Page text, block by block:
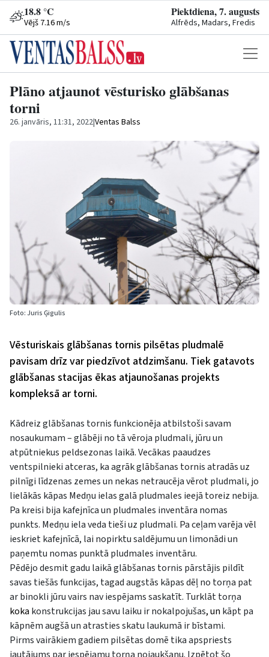
18.8 °C
Vējš 7.16 m/s
Piektdiena, 7. augusts
Alfrēds, Madars, Fredis
Plāno atjaunot vēsturisko glābšanas
torni
26. janvāris, 11:31, 2022|Ventas Balss
Foto: Juris Ģigulis
Vēsturiskais glābšanas tornis pilsētas pludmalē
pavisam drīz var piedzīvot atdzimšanu. Tiek gatavots
glābšanas stacijas ēkas atjaunošanas projekts
kompleksā ar torni.
Kādreiz glābšanas tornis funkcionēja atbilstoši savam
nosaukumam – glābēji no tā vēroja pludmali, jūru un
atpūtniekus peldsezonas laikā. Vecākas paaudzes
ventspilnieki atceras, ka agrāk glābšanas tornis atradās uz
pilnīgi līdzenas zemes un nekas netraucēja vērot pludmali, jo
lielākās kāpas Medņu ielas galā pludmales ieejā toreiz nebija.
Pa kreisi bija kafejnīca un pludmales inventāra nomas
punkts. Medņu iela veda tieši uz pludmali. Pa ceļam varēja vēl
ieskriet kafejnīcā, lai nopirktu saldējumu un limonādi un
paņemtu nomas punktā pludmales inventāru.
Pēdējo desmit gadu laikā glābšanas tornis pārstājis pildīt
savas tiešās funkcijas, tagad augstās kāpas dēļ no torņa pat
ar binokli jūru vairs nav iespējams saskatīt. Turklāt torņa
koka konstrukcijas jau savu laiku ir nokalpojušas, un kāpt pa
kāpnēm augšā un atrasties skatu laukumā ir bīstami.
Pirms vairākiem gadiem pilsētas domē tika apspriests